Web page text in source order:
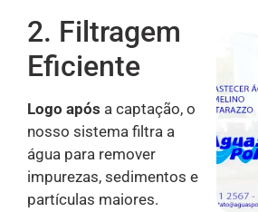
2. Filtragem
Eficiente
Logo após a captação, o
nosso sistema filtra a
água para remover
impurezas, sedimentos e
partículas maiores.